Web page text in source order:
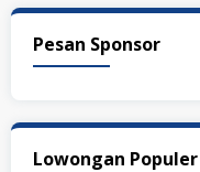
Pesan Sponsor
Lowongan Populer